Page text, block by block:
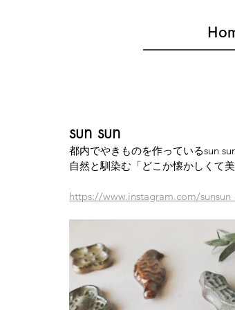
sun sun
都内でやきものを作っているsun
自然と馴染む「どこか懐かしくて
https://www.instagram.com/